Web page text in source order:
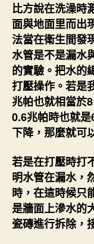
比方說在洗澡時
面與地面里而出
法當在衛生間發
水管是不是漏水
的實驗。把水的
打壓操作。若是
兆帕也就相當於
0.6兆帕時也就
下降，那麼就可
若是在打壓時打
明水管在漏水，
時，在這時候只
是牆面上滲水的
瓷磚進行拆除，